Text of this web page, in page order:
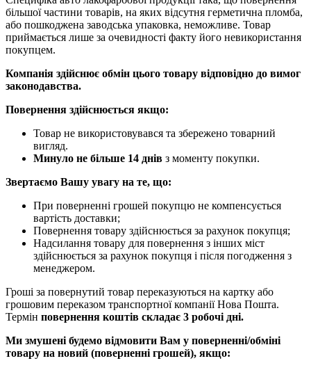
більшої частини товарів, на яких відсутня герметична пломба,
або пошкоджена заводська упаковка, неможливе. Товар
приймається лише за очевидності факту його невикористання
покупцем.
Компанія здійснює обмін цього товару відповідно до вимог
законодавства.
Повернення здійснюється якщо:
Товар не використовувався та збережено товарний
вигляд.
Минуло не більше 14 днів з моменту покупки.
Звертаємо Вашу увагу на те, що:
При поверненні грошей покупцю не компенсується
вартість доставки;
Повернення товару здійснюється за рахунок покупця;
Надсилання товару для повернення з інших міст
здійснюється за рахунок покупця і після погодження з
менеджером.
Гроші за повернутий товар переказуються на картку або
грошовим переказом транспортної компанії Нова Пошта.
Термін повернення коштів складає 3 робочі дні.
Ми змушені будемо відмовити Вам у поверненні/обміні
товару на новий (поверненні грошей), якщо: